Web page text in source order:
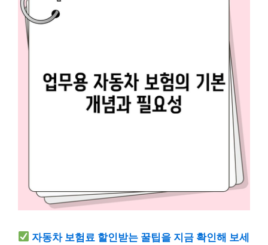
자동차 보험료 할인받는 꿀팁을 지금 확인해 보세